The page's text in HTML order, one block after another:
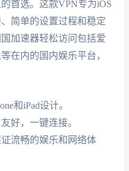
首选。这款VPN专为iOS
简单的设置过程和稳定
加速器轻松访问包括爱
在内的国内娱乐平台，
和iPad设计。
好，一键连接。
流畅的娱乐和网络体